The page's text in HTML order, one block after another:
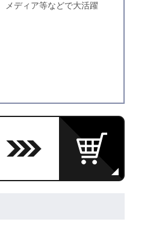
メディア等などで大活躍